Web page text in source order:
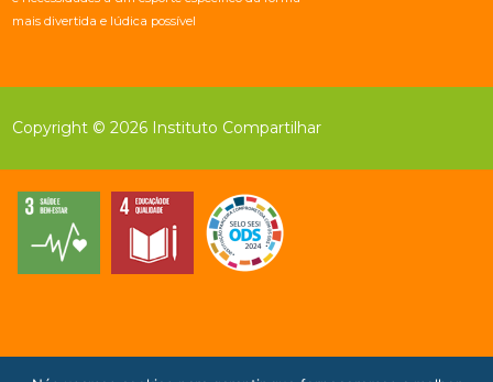
mais divertida e lúdica possível
Copyright © 2026 Instituto Compartilhar